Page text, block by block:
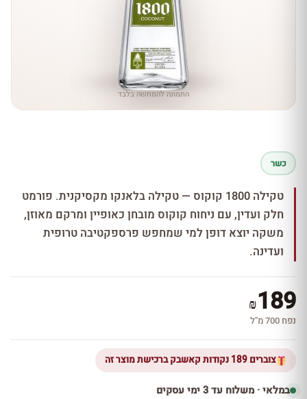
התמונה להמחשה בלבד
כשר
טקילה 1800 קוקוס — טקילה בלאנקו מקסיקנית. פורמט
חלק ועדין, עם ניחוח קוקוס מובחן כאופיין ומרקם מאוזן,
משקה יוצא דופן למי שמחפש פרספקטיבה טרופית
ועדינה.
₪189
נפח 700 מ''ל
צוברים 189 נקודות קאשבק ברכישת מוצר זה
במלאי · משלוח עד 3 ימי עסקים